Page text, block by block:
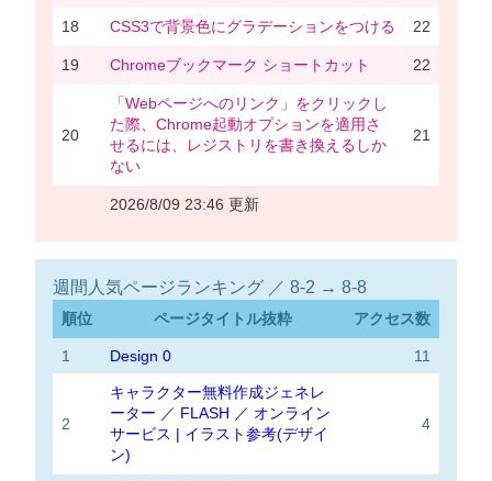
18 CSS3で背景色にグラデーションをつける 22
19 Chromeブックマーク ショートカット 22
20
「Webページへのリンク」をクリックし
た際、Chrome起動オプションを適用さ
せるには、レジストリを書き換えるしか
ない
21
2026/8/09 23:46 更新
週間人気ページランキング ／ 8-2 → 8-8
順位 ページタイトル抜粋 アクセス数
1 Design 0 11
2
キャラクター無料作成ジェネレ
ーター ／ FLASH ／ オンライン
サービス | イラスト参考(デザイ
ン)
4